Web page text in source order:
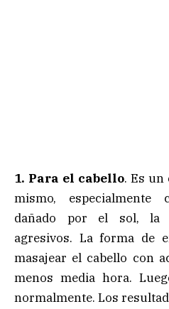
1. Para el cabello. Es un
mismo, especialmente
dañado por el sol, la
agresivos. La forma de
masajear el cabello con
menos media hora.
normalmente. Los